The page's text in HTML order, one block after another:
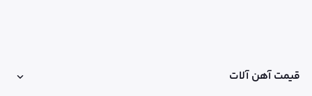
قیمت آهن آلات